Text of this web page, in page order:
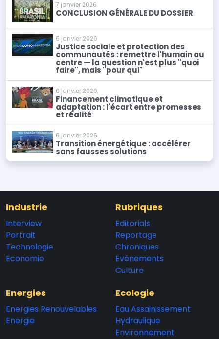
7 janvier 2026
CONCLUSION GÉNÉRALE DU DOSSIER
6 janvier 2026
Justice sociale et protection des
communautés : remettre l'humain au
centre — la question n'est plus "quoi
faire", mais "pour qui"
6 janvier 2026
Financement climatique et
adaptation : l'écart entre promesses
et réalité
6 janvier 2026
Transition énergétique : accélérer
sans fausses solutions
Industrie
Interview
Portrait
Technologie
Economie
Rubriques
Editorials
Reportage
Chroniques
Evénements
Culture
Energies
Energies Renouvelables
Energie
Ecologie
Eau Assainissement
Hydraulique
Environnement